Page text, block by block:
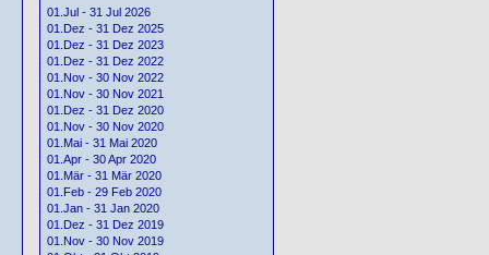
01.Jul - 31 Jul 2026
01.Dez - 31 Dez 2025
01.Dez - 31 Dez 2023
01.Dez - 31 Dez 2022
01.Nov - 30 Nov 2022
01.Nov - 30 Nov 2021
01.Dez - 31 Dez 2020
01.Nov - 30 Nov 2020
01.Mai - 31 Mai 2020
01.Apr - 30 Apr 2020
01.Mär - 31 Mär 2020
01.Feb - 29 Feb 2020
01.Jan - 31 Jan 2020
01.Dez - 31 Dez 2019
01.Nov - 30 Nov 2019